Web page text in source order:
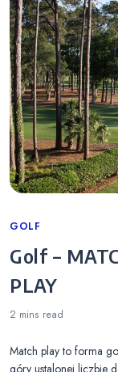
Categories
GOLF
Golf –
PLAY
2 mins read
Match play to forma
góry ustalonej liczbie